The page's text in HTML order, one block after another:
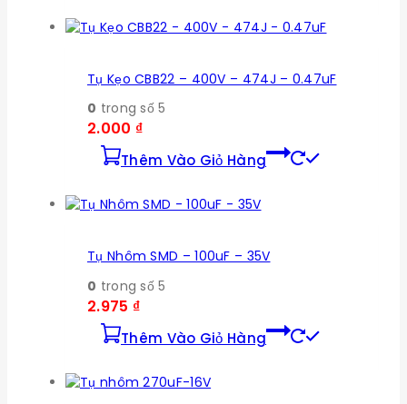
Tụ Kẹo CBB22 – 400V – 474J – 0.47uF
0 trong số 5
2.000 ₫
Thêm Vào Giỏ Hàng
Tụ Nhôm SMD – 100uF – 35V
0 trong số 5
2.975 ₫
Thêm Vào Giỏ Hàng